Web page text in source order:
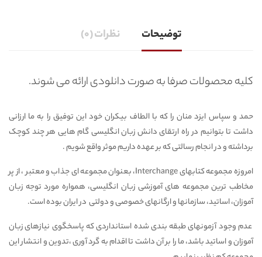
توضیحات نظرات (0)
کلیه محصولات صرفا به صورت دانلودی ارائه می شوند.
حمد و سپاس ایزد منان را که با الطاف بیکران خود این توفیق را به ما ارزانی
داشت تا بتوانیم در راه ارتقای دانش زبان انگلیسی گام هایی هر چند کوچک
برداشته و در انجام رسالتی که بر عهده داریم موثر واقع شویم .
امروزه مجموعه کتابهای Interchange، بعنوان مجموعه ای جذاب و معتبر ، از پر
مخاطب ترین مجموعه های آموزشی زبان انگلیسی، همواره مورد توجه زبان
آموزان، اساتید، سازمانها و ارگانهای خصوصی و دولتی در ایران بوده است.
عدم وجود آزمونهای طبقه بندی شده استانداردی که پاسخگوی نیازهای زبان
آموزان و اساتید باشد، ما را بر آن داشت تا اقدام به گرد آوری ،تدوین و انتشار این